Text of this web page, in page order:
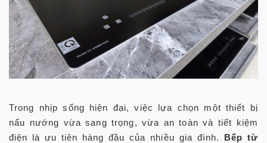
Trong nhịp sống hiện đại, việc lựa chọn một thiết bị
nấu nướng vừa sang trọng, vừa an toàn và tiết kiệm
điện là ưu tiên hàng đầu của nhiều gia đình.
Bếp từ